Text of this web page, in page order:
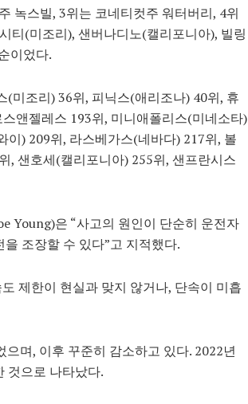
녹스빌, 3위는 코네티컷주 워터버리, 4위
티(미조리), 샌버나디노(캘리포니아), 빌링
이었다.
미조리) 36위, 피닉스(애리조나) 40위, 휴
앤젤레스 193위, 미니애폴리스(미네소타)
이) 209위, 라스베가스(네바다) 217위, 볼
, 샌호세(캘리포니아) 255위, 샌프란시스
Young)은 “사고의 원인이 단순히 운전자
조장할 수 있다”고 지적했다.
제한이 현실과 맞지 않거나, 단속이 미흡
며, 이후 꾸준히 감소하고 있다. 2022년
것으로 나타났다.